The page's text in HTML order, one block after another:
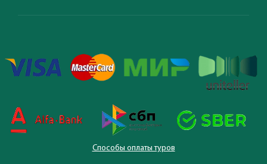
Способы оплаты туров